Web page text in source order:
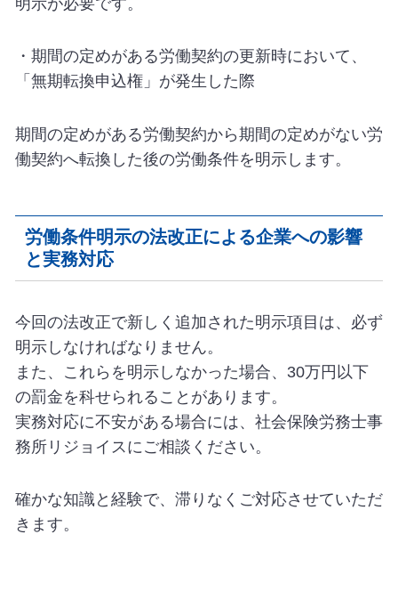
明示が必要です。
・期間の定めがある労働契約の更新時において、
「無期転換申込権」が発生した際
期間の定めがある労働契約から期間の定めがない労
働契約へ転換した後の労働条件を明示します。
労働条件明示の法改正による企業への影響
と実務対応
今回の法改正で新しく追加された明示項目は、必ず
明示しなければなりません。
また、これらを明示しなかった場合、30万円以下
の罰金を科せられることがあります。
実務対応に不安がある場合には、社会保険労務士事
務所リジョイスにご相談ください。
確かな知識と経験で、滞りなくご対応させていただ
きます。